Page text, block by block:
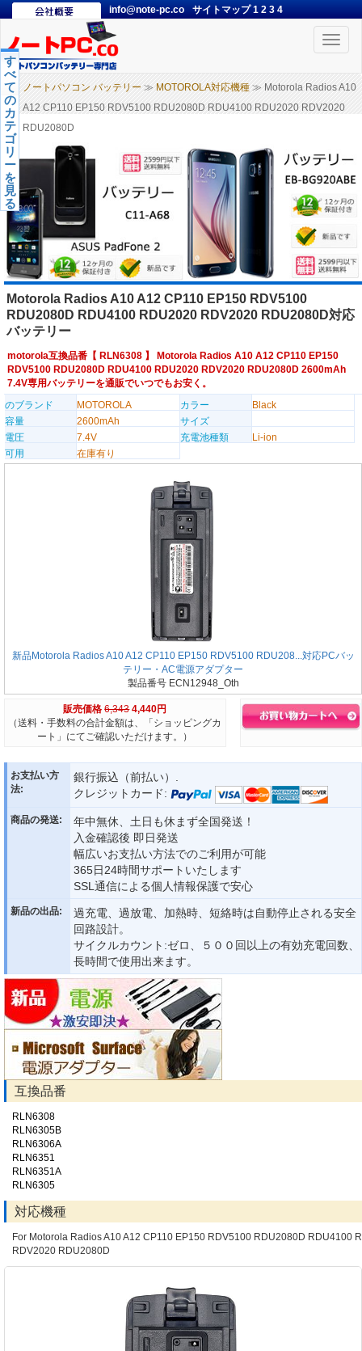
info@note-pc.co サイトマップ1 2 3 4
Toggle
ノートパソコン バッテリー ≫ MOTOROLA対応機種 ≫ Motorola Radios A10
A12 CP110 EP150 RDV5100 RDU2080D RDU4100 RDU2020 RDV2020
RDU2080D
す
べ
て
の
カ
テ
ゴ
リ
ー
を
見
る
Motorola Radios A10 A12 CP110 EP150 RDV5100
RDU2080D RDU4100 RDU2020 RDV2020 RDU2080D対応
バッテリー
motorola互換品番【 RLN6308 】 Motorola Radios A10 A12 CP110 EP150
RDV5100 RDU2080D RDU4100 RDU2020 RDV2020 RDU2080D 2600mAh
7.4V専用バッテリーを通販でいつでもお安く。
のブランド
MOTOROLA カラー
Black
容量
2600mAh
サイズ
電圧
7.4V 充電池種類
Li-ion
可用
在庫有り
新品Motorola Radios A10 A12 CP110 EP150 RDV5100 RDU208...対応PCバッ
テリー・AC電源アダプター
製品番号 ECN12948_Oth
販売価格 6,343 4,440円
（送料・手数料の合計金額は、「ショッピングカ
ート」にてご確認いただけます。）
お支払い方
法:
銀行振込（前払い）.
クレジットカード:
商品の発送:
年中無休、土日も休まず全国発送！
入金確認後 即日発送
幅広いお支払い方法でのご利用が可能
365日24時間サポートいたします
SSL通信による個人情報保護で安心
新品の出品:
過充電、過放電、加熱時、短絡時は自動停止される安全
回路設計。
サイクルカウント:ゼロ、５００回以上の有効充電回数、
長時間で使用出来ます。
互換品番
RLN6308
RLN6305B
RLN6306A
RLN6351
RLN6351A
RLN6305
対応機種
For Motorola Radios A10 A12 CP110 EP150 RDV5100 RDU2080D RDU4100
RDV2020 RDU2080D